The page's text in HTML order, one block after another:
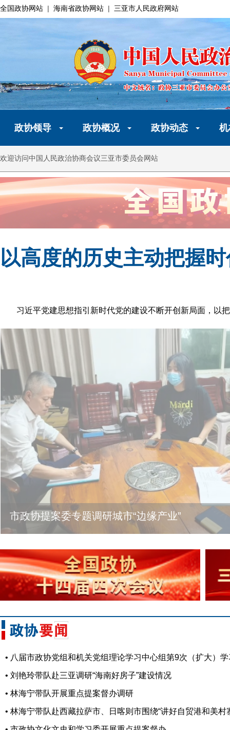
全国政协网站 | 海南省政协网站 | 三亚市人民政府网站
政协领导 政协概况 政协动态
欢迎访问中国人民政治协商会议三亚市委员会网站
以高度的历史主动把握
习近平党建思想指引新时代党的建设不断开创新局面，以
市政协提案委专题调研城市“边缘产业”
• 八届市政协党组和机关党组理论学习中心组第9次（扩大）
• 刘艳玲带队赴三亚调研“海南好房子”建设情况
• 林海宁带队开展重点提案督办调研
• 林海宁带队赴西藏拉萨市、日喀则市围绕“讲好自贸港和美